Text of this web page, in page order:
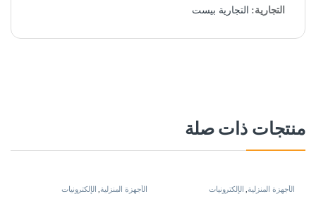
التجارية: التجارية بيست
منتجات ذات صلة
الأجهزة المنزلية, الإلكترونيات الأجهزة المنزلية, الإلكترونيات